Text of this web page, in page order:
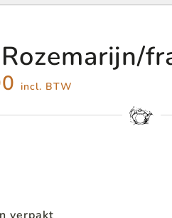
incl. BTW
verpakt